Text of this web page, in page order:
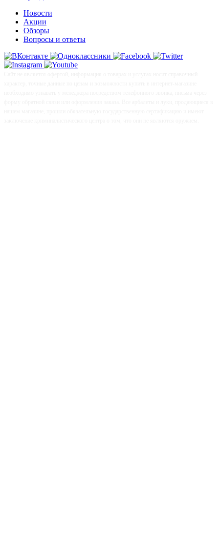
Новости
Акции
Обзоры
Вопросы и ответы